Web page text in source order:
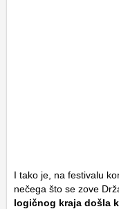
I tako je, na festivalu
nečega što se zove
logičnog kraja došla